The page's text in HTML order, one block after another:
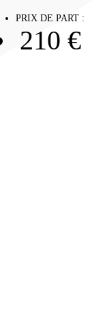
PRIX DE PART :
210 €